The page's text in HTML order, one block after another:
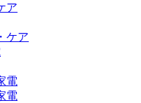
ア
ケア
電
電